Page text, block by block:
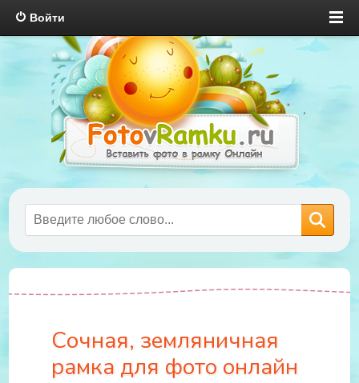
Войти
Сочная, земляничная
рамка для фото онлайн